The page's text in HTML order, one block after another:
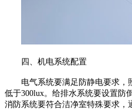
四、机电系统配置
电气系统要满足防静电要求，
低于300lux。给排水系统要设置防
消防系统要符合洁净室特殊要求，